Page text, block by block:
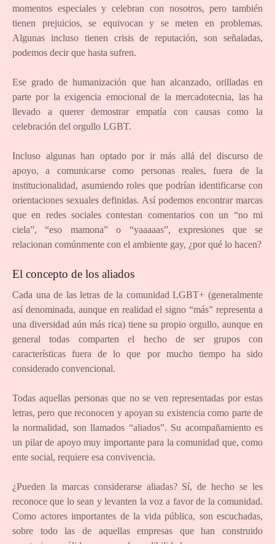
momentos especiales y celebran con nosotros, pero también
tienen prejuicios, se equivocan y se meten en problemas.
Algunas incluso tienen crisis de reputación, son señaladas,
podemos decir que hasta sufren.
Ese grado de humanización que han alcanzado, orilladas en
parte por la exigencia emocional de la mercadotecnia, las ha
llevado a querer demostrar empatía con causas como la
celebración del orgullo LGBT.
Incluso algunas han optado por ir más allá del discurso de
apoyo, a comunicarse como personas reales, fuera de la
institucionalidad, asumiendo roles que podrían identificarse con
orientaciones sexuales definidas. Así podemos encontrar marcas
que en redes sociales contestan comentarios con un “no mi
ciela”, “eso mamona” o “yaaaaas”, expresiones que se
relacionan comúnmente con el ambiente gay, ¿por qué lo hacen?
El concepto de los aliados
Cada una de las letras de la comunidad LGBT+ (generalmente
así denominada, aunque en realidad el signo “más” representa a
una diversidad aún más rica) tiene su propio orgullo, aunque en
general todas comparten el hecho de ser grupos con
características fuera de lo que por mucho tiempo ha sido
considerado convencional.
Todas aquellas personas que no se ven representadas por estas
letras, pero que reconocen y apoyan su existencia como parte de
la normalidad, son llamados “aliados”. Su acompañamiento es
un pilar de apoyo muy importante para la comunidad que, como
ente social, requiere esa convivencia.
¿Pueden la marcas considerarse aliadas? Sí, de hecho se les
reconoce que lo sean y levanten la voz a favor de la comunidad.
Como actores importantes de la vida pública, son escuchadas,
sobre todo las de aquellas empresas que han construido